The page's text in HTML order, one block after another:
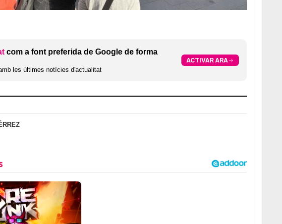
com a font preferida de Google de forma
les últimes notícies d'actualitat
ACTIVAR ARA